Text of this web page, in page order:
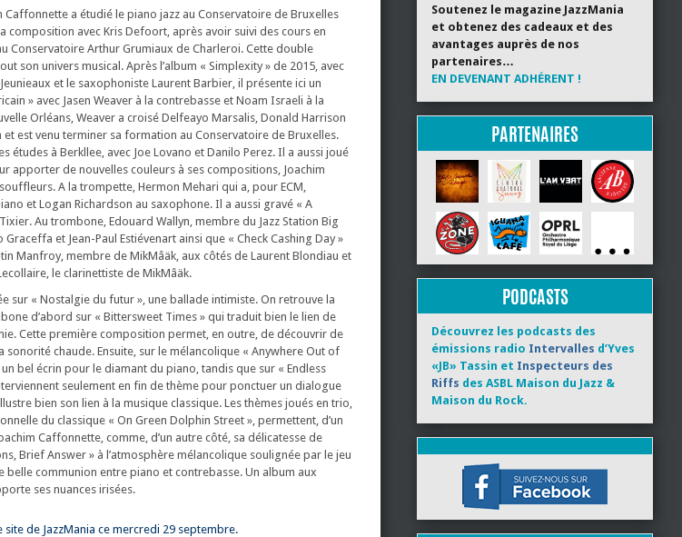
Caffonnette a étudié le piano jazz au Conservatoire de Bruxelles
composition avec Kris Defoort, après avoir suivi des cours en
Conservatoire Arthur Grumiaux de Charleroi. Cette double
son univers musical. Après l’album « Simplexity » de 2015, avec
et le saxophoniste Laurent Barbier, il présente ici un
» avec Jasen Weaver à la contrebasse et Noam Israeli à la
Orléans, Weaver a croisé Delfeayo Marsalis, Donald Harrison
et est venu terminer sa formation au Conservatoire de Bruxelles.
études à Berkllee, avec Joe Lovano et Danilo Perez. Il a aussi joué
apporter de nouvelles couleurs à ses compositions, Joachim
A la trompette, Hermon Mehari qui a, pour ECM,
et Logan Richardson au saxophone. Il a aussi gravé « A
Au trombone, Edouard Wallyn, membre du Jazz Station Big
et Jean-Paul Estiévenart ainsi que « Check Cashing Day »
Manfroy, membre de MikMâäk, aux côtés de Laurent Blondiau et
le clarinettiste de MikMâäk.
sur « Nostalgie du futur », une ballade intimiste. On retrouve la
d’abord sur « Bittersweet Times » qui traduit bien le lien de
Cette première composition permet, en outre, de découvrir de
chaude. Ensuite, sur le mélancolique « Anywhere Out of
bel écrin pour le diamant du piano, tandis que sur « Endless
seulement en fin de thème pour ponctuer un dialogue
bien son lien à la musique classique. Les thèmes joués en trio,
du classique « On Green Dolphin Street », permettent, d’un
Caffonnette, comme, d’un autre côté, sa délicatesse de
Brief Answer » à l’atmosphère mélancolique soulignée par le jeu
belle communion entre piano et contrebasse. Un album aux
ses nuances irisées.
site de JazzMania ce mercredi 29 septembre.
Soutenez le magazine JazzMania
et obtenez des cadeaux et des
avantages auprès de nos
partenaires…
EN DEVENANT ADHÉRENT !
PARTENAIRES
PODCASTS
Découvrez les podcasts des
émissions radio Intervalles d’Yves
«JB» Tassin et Inspecteurs des
Riffs des ASBL Maison du Jazz &
Maison du Rock.